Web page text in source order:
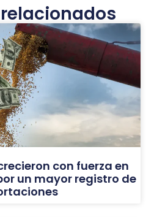
con fuerza en
un mayor registro de